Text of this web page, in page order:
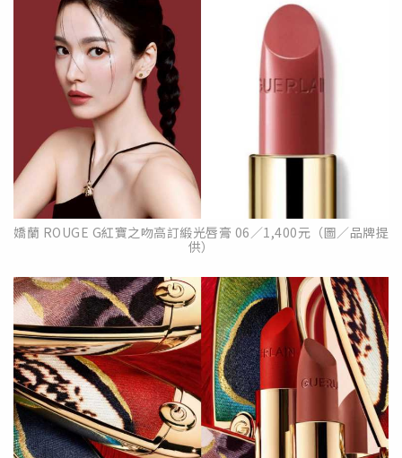
嬌蘭 ROUGE G紅寶之吻高訂緞光唇膏 06／1,400元（圖／品牌提
供）